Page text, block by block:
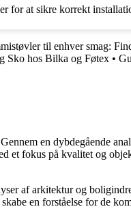
for at sikre korrekt
til enhver smag:
Sko hos Bilka og Føtex •
en dybdegående
et fokus på kvalitet og
af arkitektur og
en forståelse for de